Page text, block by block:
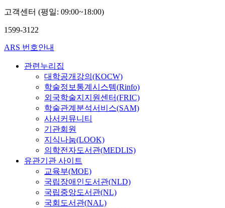
고객센터 (평일: 09:00~18:00)
1599-3122
ARS 번호안내
관련누리집
대학공개강의(KOCW)
학술정보통계시스템(Rinfo)
외국학술지지원센터(FRIC)
학술관계분석서비스(SAM)
사서커뮤니티
기관회원
지식나눔(LOOK)
의학전자도서관(MEDLIS)
유관기관 사이트
교육부(MOE)
국립장애인도서관(NLD)
국립중앙도서관(NL)
국회도서관(NAL)